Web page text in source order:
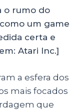
o rumo do
um game
certa e
Atari Inc.]
a esfera dos
mais focados
que